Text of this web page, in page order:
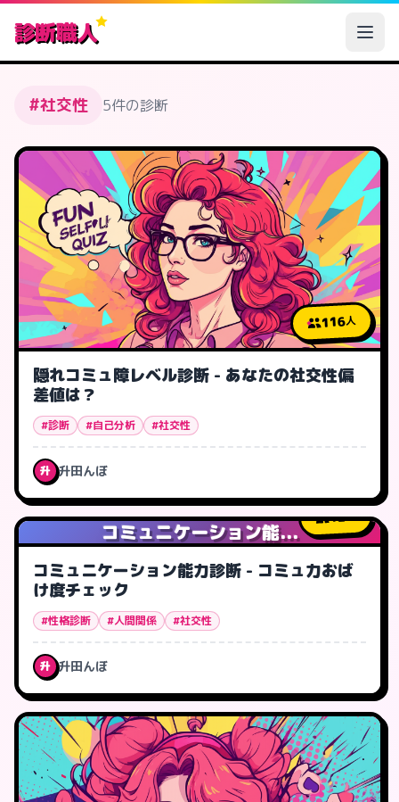
診断職人
#社交性 5件の診断
116人
隠れコミュ障レベル診断 - あなたの社交性偏
差値は？
#診断 #自己分析 #社交性
升 升田んぼ
コミュニケーション能...
12人
コミュニケーション能力診断 - コミュ力おば
け度チェック
#性格診断 #人間関係 #社交性
升 升田んぼ